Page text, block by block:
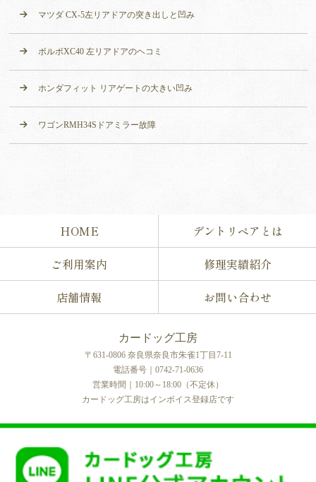
マツダ CX-5左リアドアの突き出しと凹み
ボルボXC40 左リアドアのヘコミ
ホンダフィット リアゲートの大きい凹み
ワゴンRMH34Sドアミラー故障
HOME
デントリペアとは
ご利用案内
修理実績紹介
店舗情報
お問い合わせ
カードッグ工房
〒631-0806 奈良県奈良市朱雀1丁目7-11
電話番号｜0742-71-0636
営業時間｜10:00～18:00（不定休）
カードッグ工房はインボイス登録店です